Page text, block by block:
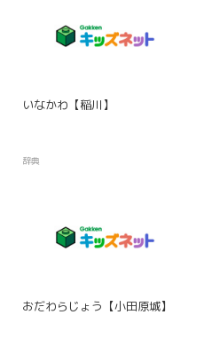
いなかわ【稲川】
辞典
おだわらじょう【小田原城】